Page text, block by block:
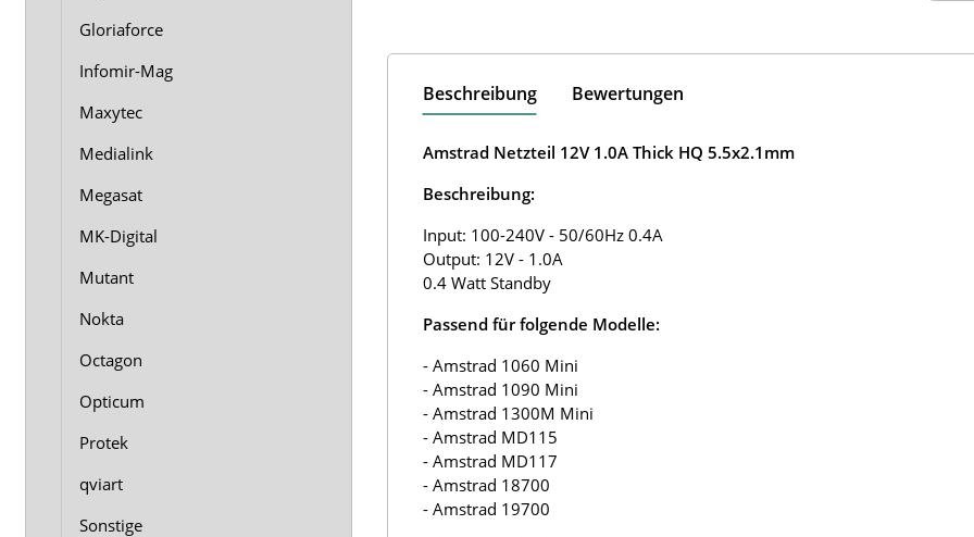
Beschreibung Bewertungen
Amstrad Netzteil 12V 1.0A Thick HQ 5.5x2.1mm
Beschreibung:
Input: 100-240V - 50/60Hz 0.4A
Output: 12V - 1.0A
0.4 Watt Standby
Passend für folgende Modelle:
- Amstrad 1060 Mini
- Amstrad 1090 Mini
- Amstrad 1300M Mini
- Amstrad MD115
- Amstrad MD117
- Amstrad 18700
- Amstrad 19700
Gloriaforce
Infomir-Mag
Maxytec
Medialink
Megasat
MK-Digital
Mutant
Nokta
Octagon
Opticum
Protek
qviart
Sonstige